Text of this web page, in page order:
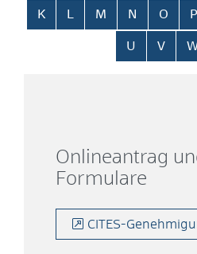
K L M N O P
U V
Onlineantrag
Formulare
CITES-